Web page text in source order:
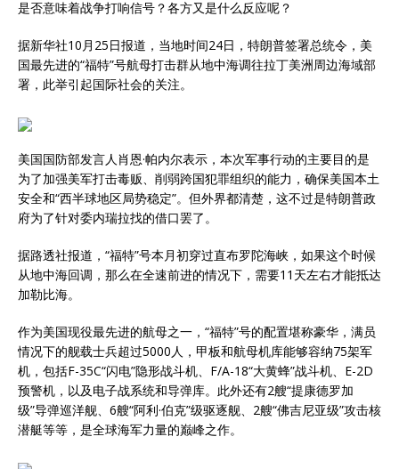
是否意味着战争打响信号？各方又是什么反应呢？
据新华社10月25日报道，当地时间24日，特朗普签署总统令，美
国最先进的“福特”号航母打击群从地中海调往拉丁美洲周边海域部
署，此举引起国际社会的关注。
美国国防部发言人肖恩·帕内尔表示，本次军事行动的主要目的是
为了加强美军打击毒贩、削弱跨国犯罪组织的能力，确保美国本土
安全和“西半球地区局势稳定”。但外界都清楚，这不过是特朗普政
府为了针对委内瑞拉找的借口罢了。
据路透社报道，“福特”号本月初穿过直布罗陀海峡，如果这个时候
从地中海回调，那么在全速前进的情况下，需要11天左右才能抵达
加勒比海。
作为美国现役最先进的航母之一，“福特”号的配置堪称豪华，满员
情况下的舰载士兵超过5000人，甲板和航母机库能够容纳75架军
机，包括F-35C“闪电”隐形战斗机、F/A-18“大黄蜂”战斗机、E-2D
预警机，以及电子战系统和导弹库。此外还有2艘“提康德罗加
级”导弹巡洋舰、6艘“阿利·伯克”级驱逐舰、2艘“佛吉尼亚级”攻击核
潜艇等等，是全球海军力量的巅峰之作。